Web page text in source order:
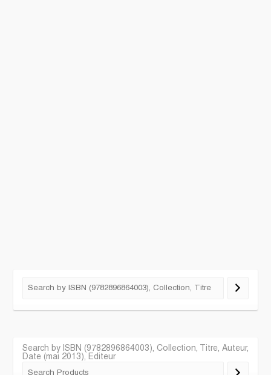
Search by ISBN (9782896864003), Collection, Titre, Auteur,
Date (mai 2013), Editeur